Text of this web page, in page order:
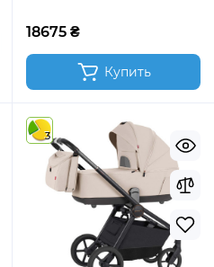
18675 ₴
Купить
3